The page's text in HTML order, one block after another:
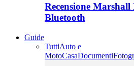
Recensione
Bluetooth
Guide
TuttiAuto e
MotoCasaDocumenti